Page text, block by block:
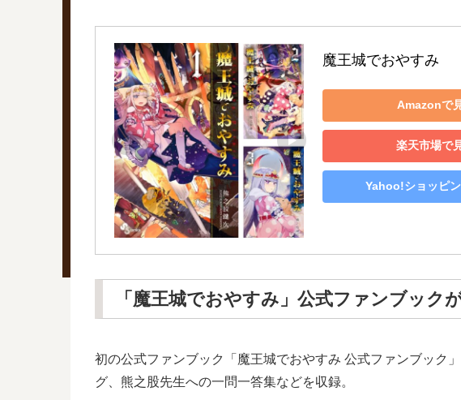
魔王城でおやすみ
Amazonで
楽天市場で
Yahoo!ショッピ
「魔王城でおやすみ」公式ファンブック
初の公式ファンブック「魔王城でおやすみ 公式ファンブック
グ、熊之股先生への一問一答集などを収録。